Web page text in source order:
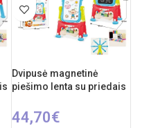
Dvipusė magnetinė
piešimo lenta su priedais
44,70€